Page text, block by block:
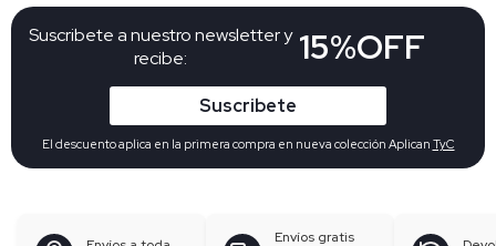
Suscribete a nuestro newsletter y
recibe:
15%OFF
Suscribete
El descuento aplica en la primera compra en nueva colección Aplican TyC
Envíos gratis